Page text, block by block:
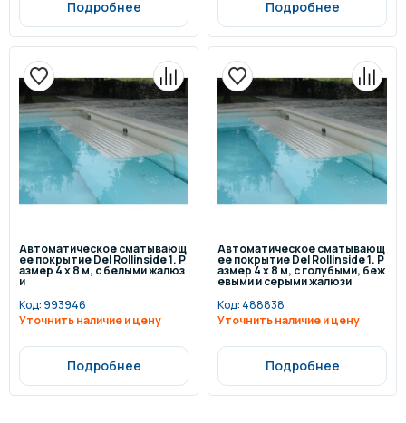
Подробнее Подробнее
Автоматическое сматывающ
ее покрытие Del Rollinside 1. Р
азмер 4 х 8 м, с белыми жалюз
и
Код:993946
Уточнить наличие и цену
Подробнее
Автоматическое сматывающ
ее покрытие Del Rollinside 1. Р
азмер 4 х 8 м, с голубыми, беж
евыми и серыми жалюзи
Код: 488838
Уточнить наличие и цену
Подробнее